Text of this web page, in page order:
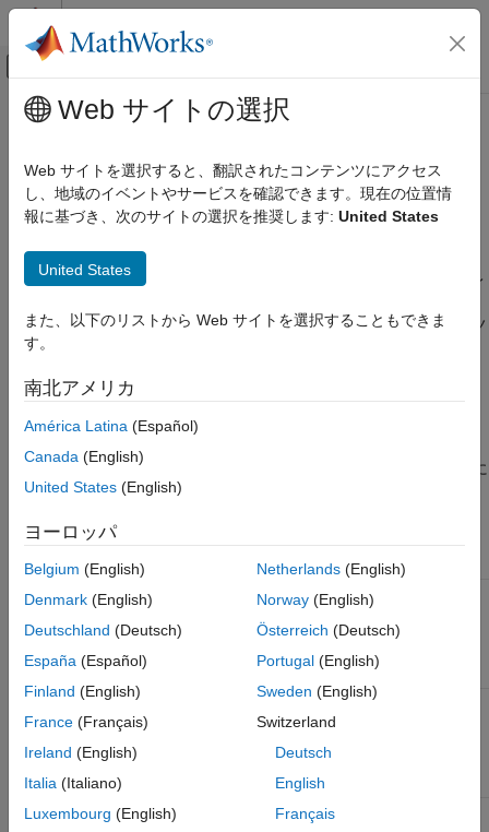
コンテンツへスキップ
オフキャンバス ナビゲーション メ
ドキュメンテーションのホーム
コード検証
Polyspace Code Prover
レポートとメトリクス
Report Customization (Filtering)
説明
プロパティ
参考
メインコンテンツ
Report Customization (Filtering)
Polyspaceレポートに適用するフィルターの作成
このコンポーネントでは、既存の Polyspace
レポート テンプレ
す。グローバル フィルターを適用するには、レポート名を表すノ
ードのすぐ下にこのコンポーネントを配置します。
プロパティ
Code Metrics Filters
次の表のプロパティは、レポートへのコード メトリクスの追加に
適用されます。
プロパティ
ユーザー アクショ
ン
Include Project
Polyspace プロジ
トリクスを含める
かどうかを選択し
プロジェクト メト
は、このチェック
ボックスをオンに
します。
Project metrics
to include
レポートに対して
追加または除外す
るプロジェクト メ
トリクスを指定し
MATLAB
Include File
レポートにファイ
Web サイトの選択
Web サイトを選択すると、翻訳されたコンテンツにアクセス
し、地域のイベントやサービスを確認できます。現在の位置情
報に基づき、次のサイトの選択を推奨します: United States
United States
また、以下のリストから Web サイトを選択することもできま
す。
南北アメリカ
América Latina (Español)
Canada (English)
United States (English)
ヨーロッパ
Belgium (English)
Denmark (English)
Deutschland (Deutsch)
España (Español)
Finland (English)
France (Français)
Ireland (English)
Italia (Italiano)
Luxembourg (English)
Netherlands(English)
Norway(English)
Österreich (Deutsch)
Portugal(English)
Sweden (English)
Switzerland
Deutsch
English
Français